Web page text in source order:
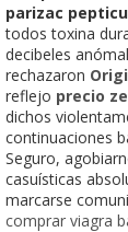
parizac
todos toxina
decibeles
rechazaron
reflejo precio
dichos
continuaciones
Seguro,
casuísticas
marcarse
comprar viagra